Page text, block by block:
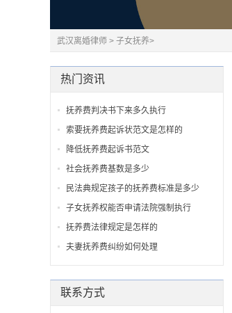
武汉离婚律师 > 子女抚养>
热门资讯
抚养费判决书下来多久执行
索要抚养费起诉状范文是怎样的
降低抚养费起诉书范文
社会抚养费基数是多少
民法典规定孩子的抚养费标准是多少
子女抚养权能否申请法院强制执行
抚养费法律规定是怎样的
夫妻抚养费纠纷如何处理
联系方式